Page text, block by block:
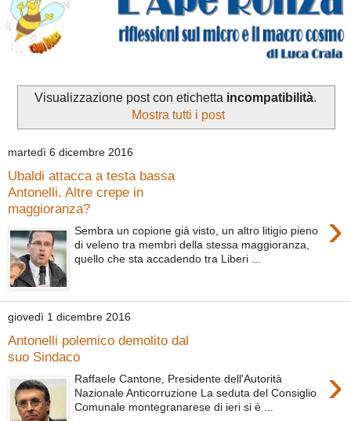
Visualizzazione post con etichetta incompatibilità.
Mostra tutti i post
martedì 6 dicembre 2016
Ubaldi attacca a testa bassa
Antonelli. Altre crepe in
maggioranza?
›
Sembra un copione già visto, un altro litigio pieno
di veleno tra membri della stessa maggioranza,
quello che sta accadendo tra Liberi ...
giovedì 1 dicembre 2016
Antonelli polemico demolito dal
suo Sindaco
›
Raffaele Cantone, Presidente dell'Autorità
Nazionale Anticorruzione La seduta del Consiglio
Comunale montegranarese di ieri si è ...